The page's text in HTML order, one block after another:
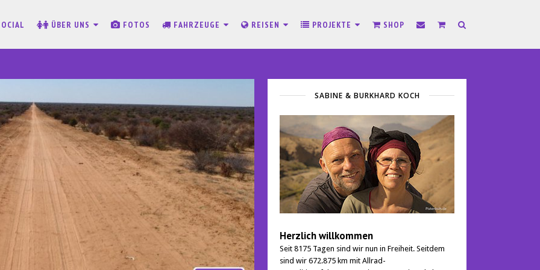
ÜBER UNS FOTOS FAHRZEUGE REISEN PROJEKTE SHOP
SABINE & BURKHARD KOCH
Herzlich willkommen
Seit 8175 Tagen sind wir nun in Freiheit. Seitdem
sind wir 672.875 km mit Allrad-